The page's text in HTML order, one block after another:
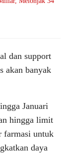
dan support
akan banyak
Januari
hingga limit
farmasi untuk
daya